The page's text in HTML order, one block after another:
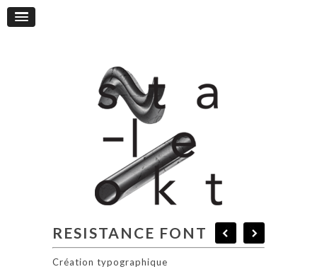
RESISTANCE FONT
Création typographique